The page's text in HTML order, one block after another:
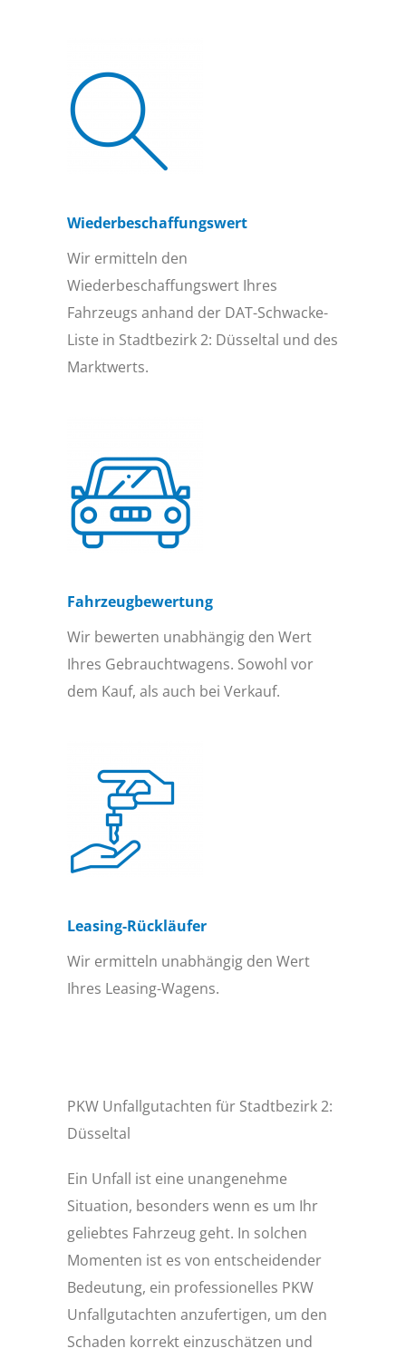
Wiederbeschaffungs­wert
Wir ermitteln den
Wiederbeschaffungswert Ihres
Fahrzeugs anhand der DAT-Schwacke-
Liste in Stadtbezirk 2: Düsseltal und des
Marktwerts.
Fahrzeugbewertung
Wir bewerten unabhängig den Wert
Ihres Gebrauchtwagens. Sowohl vor
dem Kauf, als auch bei Verkauf.
Leasing-Rückläufer
Wir ermitteln unabhängig den Wert
Ihres Leasing-Wagens.
PKW Unfallgutachten für Stadtbezirk 2:
Düsseltal
Ein Unfall ist eine unangenehme
Situation, besonders wenn es um Ihr
geliebtes Fahrzeug geht. In solchen
Momenten ist es von entscheidender
Bedeutung, ein professionelles PKW
Unfallgutachten anzufertigen, um den
Schaden korrekt einzuschätzen und